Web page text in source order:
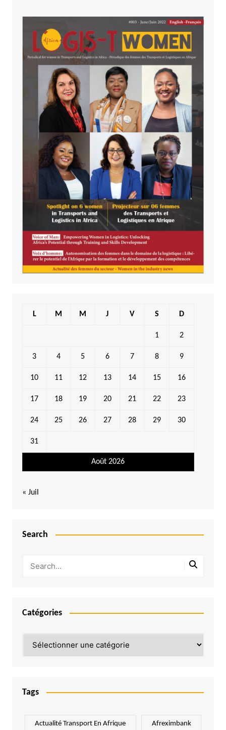
Août 2026
L M M J V S D
1 2
3 4 5 6 7 8 9
10 11 12 13 14 15 16
17 18 19 20 21 22 23
24 25 26 27 28 29 30
31
« Juil
Search
Catégories
Tags
Actualité Transport En Afrique Afreximbank